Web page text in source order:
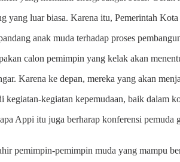
yang luar biasa. Karena itu, Pemerintah
anak muda terhadap proses
calon pemimpin yang kelak akan
Karena ke depan, mereka yang akan
kegiatan-kegiatan kepemudaan, baik dalam
Appi itu juga berharap konferensi
pemimpin-pemimpin muda yang mampu